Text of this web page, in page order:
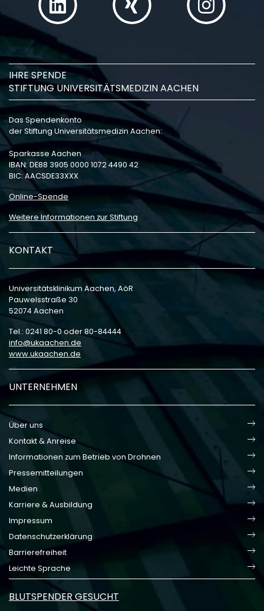
IHRE SPENDE
STIFTUNG UNIVERSITÄTSMEDIZIN AACHEN
Das Spendenkonto
der Stiftung Universitätsmedizin Aachen:
Sparkasse Aachen
IBAN: DE88 3905 0000 1072 4490 42
BIC: AACSDE33XXX
Online-Spende
Weitere Informationen zur Stiftung
KONTAKT
Universitätsklinikum Aachen, AöR
Pauwelsstraße 30
52074 Aachen
Tel.: 0241 80-0 oder 80-84444
info
ukaachen de
www.ukaachen.de
UNTERNEHMEN
Über uns
Kontakt & Anreise
Informationen zum Betrieb von Drohnen
Pressemitteilungen
Medien
Karriere & Ausbildung
Impressum
Datenschutzerklärung
Barrierefreiheit
Leichte Sprache
BLUTSPENDER GESUCHT